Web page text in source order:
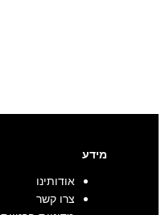
מידע
אודותינו
צרו קשר